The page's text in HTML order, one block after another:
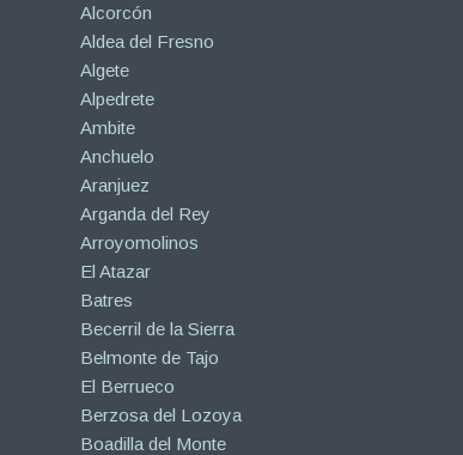
Alcorcón
Aldea del Fresno
Algete
Alpedrete
Ambite
Anchuelo
Aranjuez
Arganda del Rey
Arroyomolinos
El Atazar
Batres
Becerril de la Sierra
Belmonte de Tajo
El Berrueco
Berzosa del Lozoya
Boadilla del Monte